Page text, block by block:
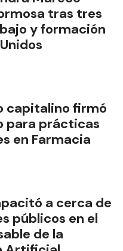
Mareco
tras tres
y formación
capitalino firmó
para prácticas
en Farmacia